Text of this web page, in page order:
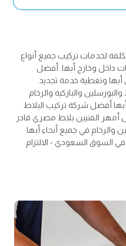
لخدمات تركيب جميع أنواع
داخل وخارج أبها. أفضل
وتغطية خدمة تجديد
والباركيه والرخام
أفضل شركة تركيب البلاط
الفنيين بلاط مصري قادر
والرخام في جميع أنحاء أبها
السعودي - الالتزام